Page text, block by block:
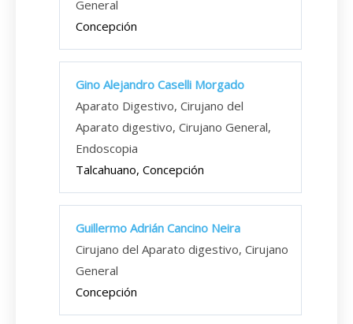
General
Concepción
Gino Alejandro Caselli Morgado
Aparato Digestivo, Cirujano del
Aparato digestivo, Cirujano General,
Endoscopia
Talcahuano, Concepción
Guillermo Adrián Cancino Neira
Cirujano del Aparato digestivo, Cirujano
General
Concepción